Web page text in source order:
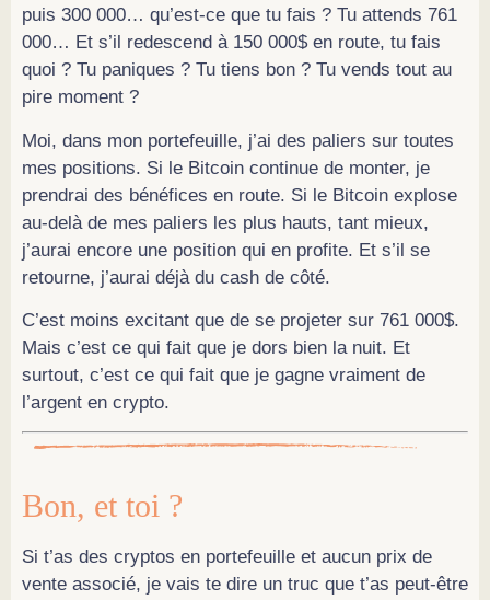
puis 300 000… qu’est-ce que tu fais ? Tu attends 761
000… Et s’il redescend à 150 000$ en route, tu fais
quoi ? Tu paniques ? Tu tiens bon ? Tu vends tout au
pire moment ?
Moi, dans mon portefeuille, j’ai des paliers sur toutes
mes positions. Si le Bitcoin continue de monter, je
prendrai des bénéfices en route. Si le Bitcoin explose
au-delà de mes paliers les plus hauts, tant mieux,
j’aurai encore une position qui en profite. Et s’il se
retourne, j’aurai déjà du cash de côté.
C’est moins excitant que de se projeter sur 761 000$.
Mais c’est ce qui fait que je dors bien la nuit. Et
surtout, c’est ce qui fait que je gagne vraiment de
l’argent en crypto.
Bon, et toi ?
Si t’as des cryptos en portefeuille et aucun prix de
vente associé, je vais te dire un truc que t’as peut-être